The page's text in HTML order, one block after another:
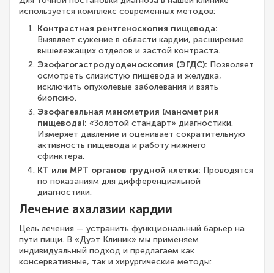
используется комплекс современных методов:
Контрастная рентгеноскопия пищевода:
Выявляет сужение в области кардии, расширение
вышележащих отделов и застой контраста.
Эзофагогастродуоденоскопия (ЭГДС): Позволяет
осмотреть слизистую пищевода и желудка,
исключить опухолевые заболевания и взять
биопсию.
Эзофагеальная манометрия (манометрия
пищевода): «Золотой стандарт» диагностики.
Измеряет давление и оценивает сократительную
активность пищевода и работу нижнего
сфинктера.
КТ или МРТ органов грудной клетки: Проводятся
по показаниям для дифференциальной
диагностики.
Лечение ахалазии кардии
Цель лечения — устранить функциональный барьер на
пути пищи. В «Дуэт Клиник» мы применяем
индивидуальный подход и предлагаем как
консервативные, так и хирургические методы: